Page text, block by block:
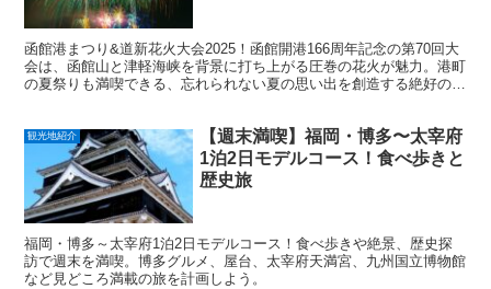
函館港まつり&道新花火大会2025！函館開港166周年記念の第70回大
会は、函館山と津軽海峡を背景に打ち上がる圧巻の花火が魅力。港町
の夏祭りも満喫できる、忘れられない夏の思い出を創造する絶好のチ
観光地紹介
【週末満喫】福岡・博多〜太宰府
1泊2日モデルコース！食べ歩きと
歴史旅
福岡・博多～太宰府1泊2日モデルコース！食べ歩きや絶景、歴史探
訪で週末を満喫。博多グルメ、屋台、太宰府天満宮、九州国立博物館
など見どころ満載の旅を計画しよう。